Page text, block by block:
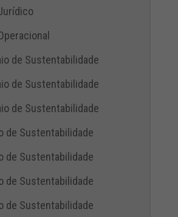
de Sustentabilidade
de Sustentabilidade
de Sustentabilidade
de Sustentabilidade
de Sustentabilidade
de Sustentabilidade
de Sustentabilidade